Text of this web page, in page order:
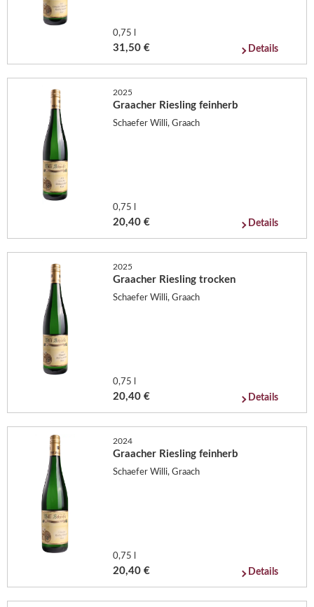
0,75 l
31,50 € Details
2025
Graacher Riesling feinherb
Schaefer Willi, Graach
0,75 l
20,40 € Details
2025
Graacher Riesling trocken
Schaefer Willi, Graach
0,75 l
20,40 € Details
2024
Graacher Riesling feinherb
Schaefer Willi, Graach
0,75 l
20,40 € Details